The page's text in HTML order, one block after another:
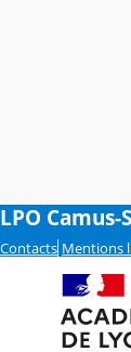
LPO
Contacts Mentions